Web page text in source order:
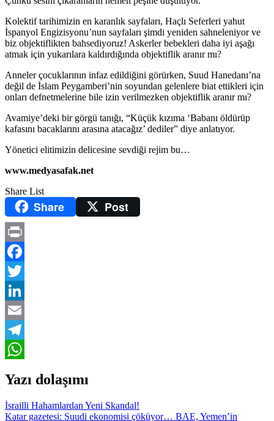
Kolektif tarihimizin en karanlık sayfaları, Haçlı Seferleri yahut
İspanyol Engizisyonu’nun sayfaları şimdi yeniden sahneleniyor ve
biz objektiflikten bahsediyoruz! Askerler bebekleri daha iyi aşağı
atmak için yukarılara kaldırdığında objektiflik aranır mı?
Anneler çocuklarının infaz edildiğini görürken, Suud Hanedanı’na
değil de İslam Peygamberi’nin soyundan gelenlere biat ettikleri için
onları defnetmelerine bile izin verilmezken objektiflik aranır mı?
Avamiye’deki bir görgü tanığı, “Küçük kızıma ‘Babanı öldürüp
kafasını bacaklarını arasına atacağız’ dediler” diye anlatıyor.
Yönetici elitimizin delicesine sevdiği rejim bu…
www.medyasafak.net
Share List
Share Post
Print
Facebook
Twitter
LinkedIn
Email
Telegram
Yazı dolaşımı
İsrailli Hahamlardan Yeni Skandal!
Katar gazetesi: Suudi ekonomisi çöküyor… BAE, Yemen’in